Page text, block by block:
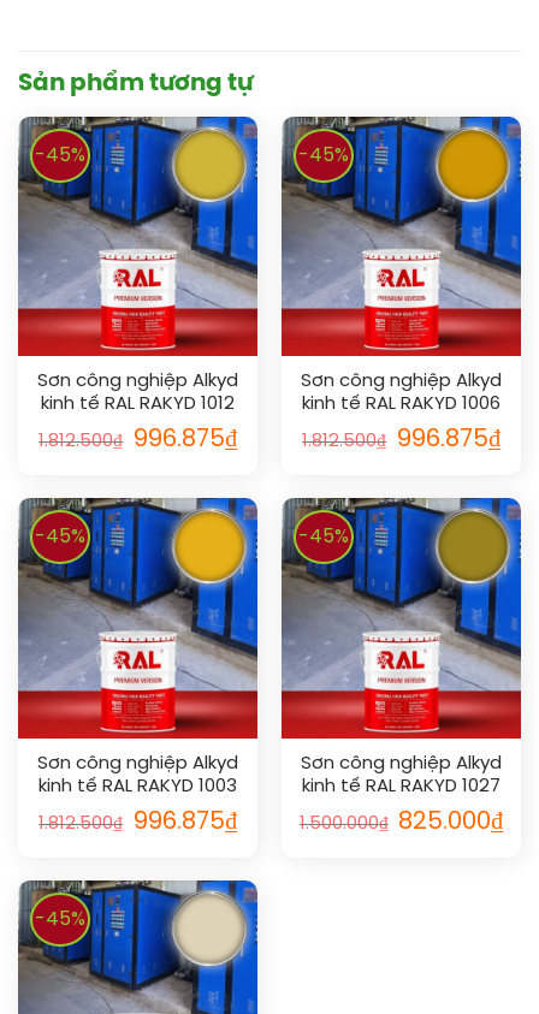
Sản phẩm tương tự
-45%
Sơn công nghiệp Alkyd
kinh tế RAL RAKYD 1012
1.812.500₫ 996.875₫
-45%
Sơn công nghiệp Alkyd
kinh tế RAL RAKYD 1006
1.812.500₫ 996.875₫
-45%
Sơn công nghiệp Alkyd
kinh tế RAL RAKYD 1003
1.812.500₫ 996.875₫
-45%
Sơn công nghiệp Alkyd
kinh tế RAL RAKYD 1027
1.500.000₫ 825.000₫
-45%